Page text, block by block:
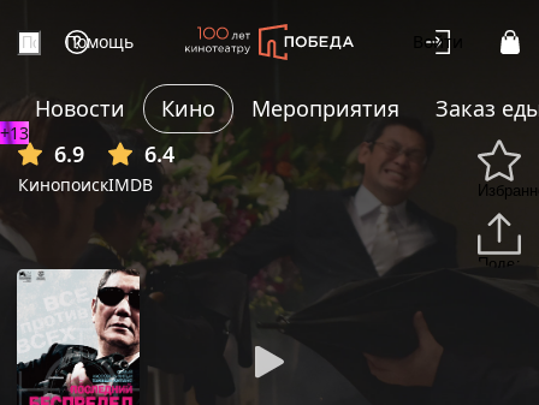
Помощь Войти
Новости Кино Мероприятия
Заказ
6.9
Кинопоиск
6.4
IMDB
+13